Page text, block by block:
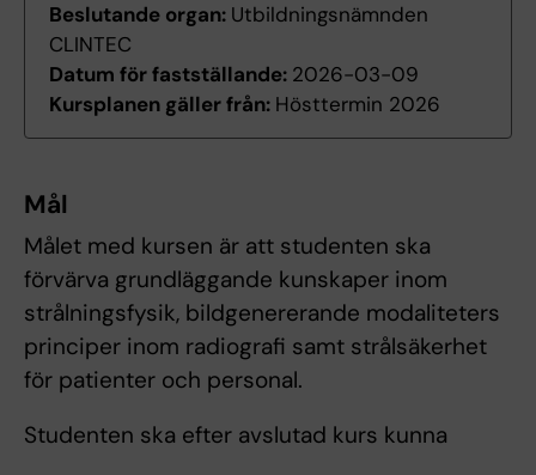
Beslutande organ: Utbildningsnämnden
CLINTEC
Datum för fastställande: 2026-03-09
Kursplanen gäller från: Hösttermin 2026
Mål
Målet med kursen är att studenten ska
förvärva grundläggande kunskaper inom
strålningsfysik, bildgenererande modaliteters
principer inom radiografi samt strålsäkerhet
för patienter och personal.
Studenten ska efter avslutad kurs kunna